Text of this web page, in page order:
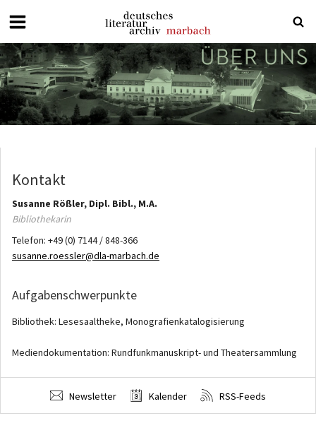
Deutsches
Literaturarchiv
Marbach
Kontakt
Susanne Rößler, Dipl. Bibl., M.A.
Bibliothekarin
Telefon: +49 (0) 7144 / 848-366
susanne.roessler@dla-marbach.de
Aufgabenschwerpunkte
Bibliothek: Lesesaaltheke, Monografienkatalogisierung
Mediendokumentation: Rundfunkmanuskript- und Theatersammlung
Newsletter Kalender RSS-Feeds